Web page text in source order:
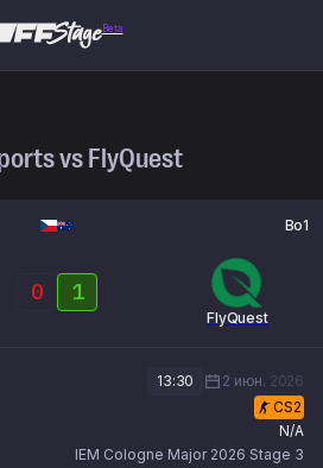
Beta
vs FlyQuest
Bo1
0 1
FlyQuest
13:30 2 июн. 2026
CS2
N/A
IEM Cologne Major 2026 Stage 3